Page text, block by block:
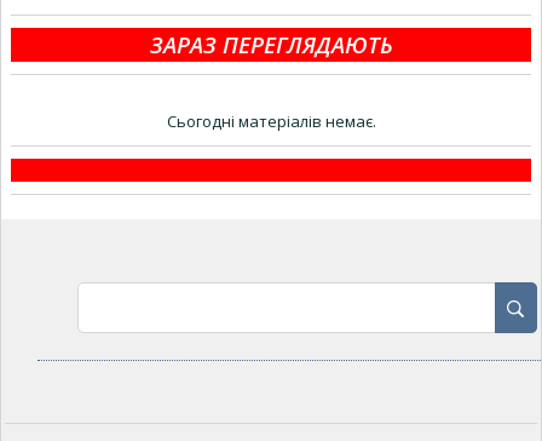
ЗАРАЗ ПЕРЕГЛЯДАЮТЬ
Сьогодні матеріалів немає.